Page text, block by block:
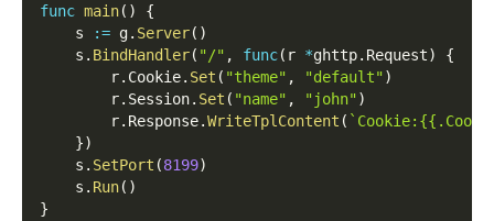
func main( )
{
    s
:= g. Server( )
    s
. BindHandler( "/" , func( r *ghttp. Request)
{
        r
. Cookie. Set ( "theme" , "default")
        r
. Session. Set ( "name" , "john")
        r
. Response.WriteTplContent (
})
    s
. SetPort (8199)
    s
. Run( )
}